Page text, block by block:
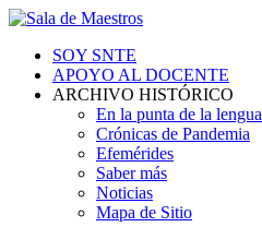
SOY SNTE
APOYO AL DOCENTE
ARCHIVO HISTÓRICO
En la punta de la lengua
Crónicas de Pandemia
Efemérides
Saber más
Noticias
Mapa de Sitio